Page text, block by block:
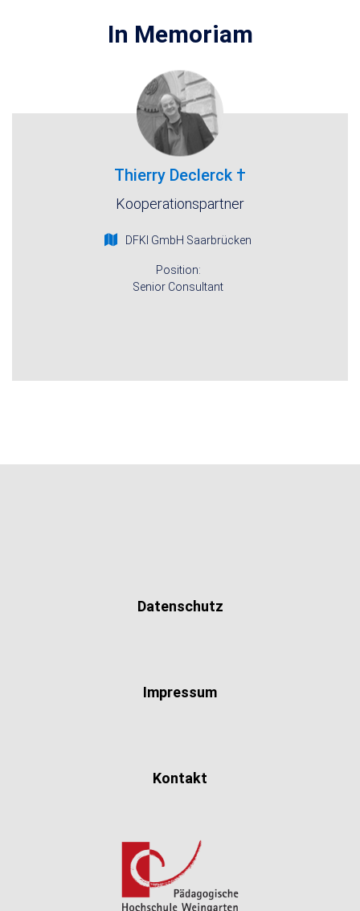
In Memoriam
Thierry Declerck †
Kooperationspartner
DFKI GmbH Saarbrücken
Position:
Senior Consultant
Datenschutz
Impressum
Kontakt